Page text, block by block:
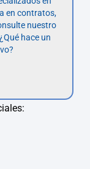
en contratos,
nuestro
hace un